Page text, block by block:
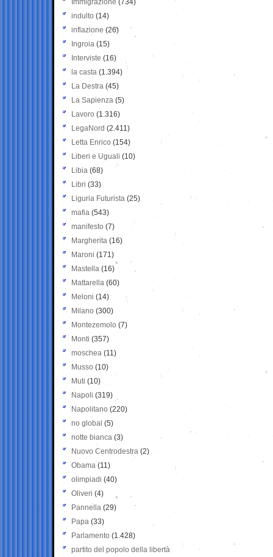
Immigrazione (734)
indulto (14)
inflazione (26)
Ingroia (15)
Interviste (16)
la casta (1.394)
La Destra (45)
La Sapienza (5)
Lavoro (1.316)
LegaNord (2.411)
Letta Enrico (154)
Liberi e Uguali (10)
Libia (68)
Libri (33)
Liguria Futurista (25)
mafia (543)
manifesto (7)
Margherita (16)
Maroni (171)
Mastella (16)
Mattarella (60)
Meloni (14)
Milano (300)
Montezemolo (7)
Monti (357)
moschea (11)
Musso (10)
Muti (10)
Napoli (319)
Napolitano (220)
no global (5)
notte bianca (3)
Nuovo Centrodestra (2)
Obama (11)
olimpiadi (40)
Oliveri (4)
Pannella (29)
Papa (33)
Parlamento (1.428)
partito del popolo della libertà